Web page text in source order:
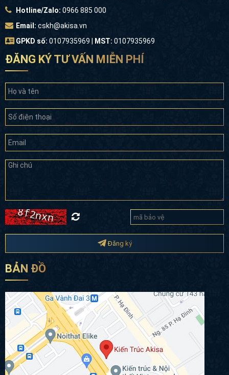
Hotline/Zalo: 0966 885 000
Email: cskh@akisa.vn
GPKD số: 0107935969 | MST: 0107935969
ĐĂNG KÝ TƯ VẤN MIỄN PHÍ
Đăng ký
BẢN ĐỒ